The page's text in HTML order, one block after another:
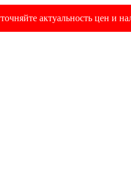
актуальность цен и